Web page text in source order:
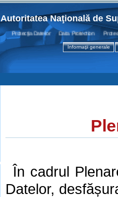
Autoritatea Naţională de
Protecţia Datelor Data Protection Protection
Informaţii generale
În cadrul
Datelor,